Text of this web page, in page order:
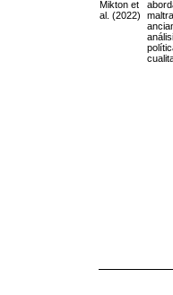
Mikton et
al. (2022)